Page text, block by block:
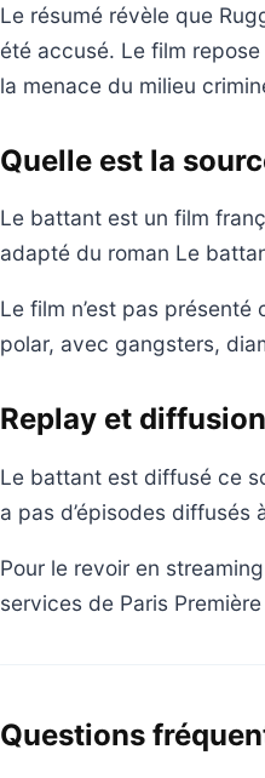
Le résumé révèle que
été accusé. Le film
la menace du milieu
Quelle est la
Le battant est un film
adapté du roman Le
Le film n’est pas présenté
polar, avec gangsters,
Replay et
Le battant est diffusé ce
a pas d’épisodes diffusés
Pour le revoir en
services de Paris
Questions